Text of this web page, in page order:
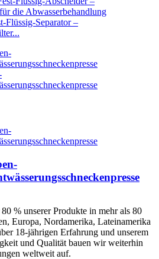
Flüssig-Separator –
% unserer Produkte in mehr als 80
Europa, Nordamerika, Lateinamerika
18-jährigen Erfahrung und unserem
und Qualität bauen wir weiterhin
weltweit auf.